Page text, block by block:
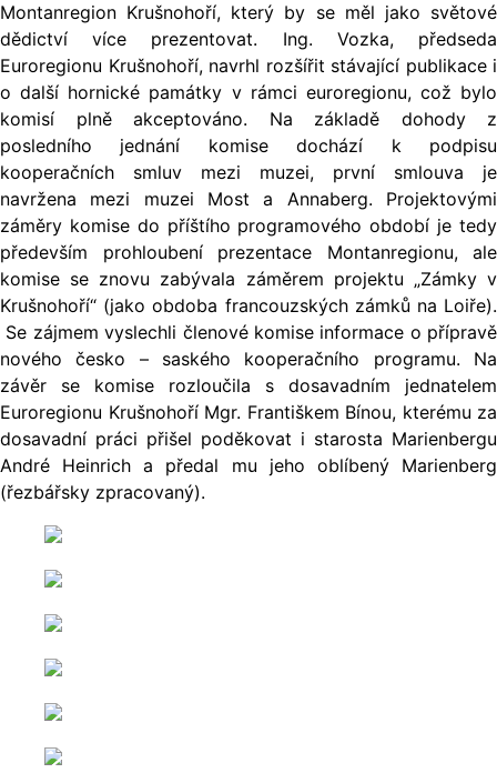
Montanregion Krušnohoří, který by se měl jako světové
dědictví více prezentovat. Ing. Vozka, předseda
Euroregionu Krušnohoří, navrhl rozšířit stávající publikace i
o další hornické památky v rámci euroregionu, což bylo
komisí plně akceptováno. Na základě dohody z
posledního jednání komise dochází k podpisu
kooperačních smluv mezi muzei, první smlouva je
navržena mezi muzei Most a Annaberg. Projektovými
záměry komise do příštího programového období je tedy
především prohloubení prezentace Montanregionu, ale
komise se znovu zabývala záměrem projektu „Zámky v
Krušnohoří“ (jako obdoba francouzských zámků na Loiře).
Se zájmem vyslechli členové komise informace o přípravě
nového česko – saského kooperačního programu. Na
závěr se komise rozloučila s dosavadním jednatelem
Euroregionu Krušnohoří Mgr. Františkem Bínou, kterému za
dosavadní práci přišel poděkovat i starosta Marienbergu
André Heinrich a předal mu jeho oblíbený Marienberg
(řezbářsky zpracovaný).